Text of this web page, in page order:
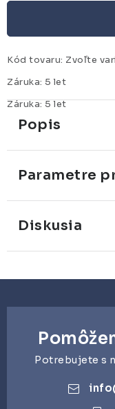
Kód tovaru: Zvoľte
Záruka: 5 let
Záruka:5 let
Popis
Parametre
Diskusia
Potrebujete s
info